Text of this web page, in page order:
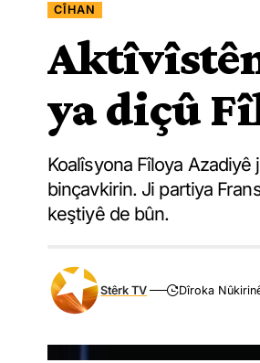
CÎHAN
ya diçû
Koalîsyona Fîloya
binçavkirin. Ji partiya
keştiyê de bûn.
Stêrk TV Dîroka